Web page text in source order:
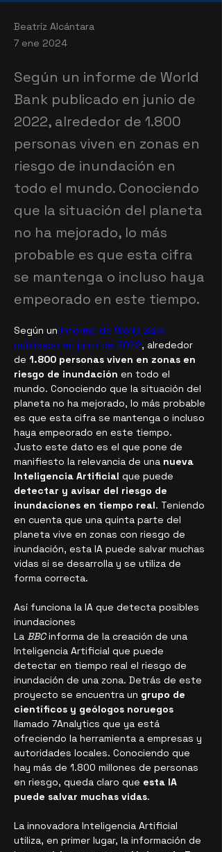
Beatríz Alcántara
7 ene 2024
Según un informe de World
Bank publicado en junio de
2022, alrededor de 1.800
personas viven en zonas en
riesgo de inundación en
todo el mundo. Conociendo
que la situación del planeta
no ha mejorado, lo más
probable es que esta cifra
se mantenga o incluso haya
empeorado en este tiempo.
Según un informe de World Bank
publicado en junio de 2022, alrededor
de 1.800 personas viven en zonas en
riesgo de inundación en todo el
mundo. Conociendo que la situación del
planeta no ha mejorado, lo más probable
es que esta cifra se mantenga o incluso
haya empeorado en este tiempo.
Justo este dato es el que pone de
manifiesto la relevancia de una nueva
Inteligencia Artificial que puede
detectar y avisar del riesgo de
inundaciones en tiempo real. Teniendo
en cuenta que una quinta parte del
planeta vive en zonas con riesgo de
inundación, esta IA puede salvar muchas
vidas si se desarrolla y se utiliza de
forma correcta.
Así funciona la IA que detecta posibles
inundaciones
La BBC informa de la creación de una
Inteligencia Artificial que puede
detectar en tiempo real el riesgo de
inundación de una zona. Detrás de este
proyecto se encuentra un grupo de
científicos y geólogos noruegos
llamado 7Analytics que ya está
ofreciendo la herramienta a empresas y
autoridades locales. Conociendo que
hay más de 1.800 millones de personas
en riesgo, queda claro que esta IA
puede salvar muchas vidas.
La innovadora Inteligencia Artificial
utiliza, en primer lugar, la información de